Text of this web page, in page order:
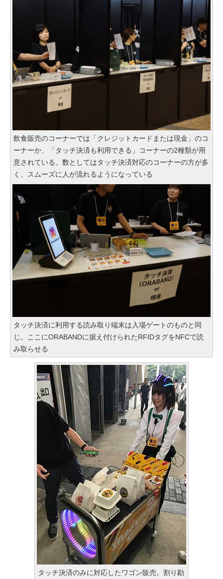
飲食販売のコーナーでは「クレジットカードまたは現金」のコ
ーナーか、「タッチ決済も利用できる」コーナーの2種類が用
意されている。数としてはタッチ決済対応のコーナーの方が多
く、スムーズに人が流れるようになっている
タッチ決済に利用する読み取り端末は入場ゲートのものと同
じ。ここにORABANDに据え付けられたRFIDタグをNFCで読
み取らせる
タッチ決済のみに対応したワゴン販売。割り勘